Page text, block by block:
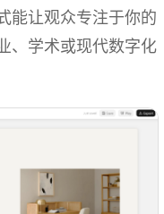
能让观众专注于你的
、学术或现代数字化